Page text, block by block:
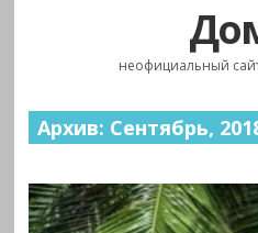
неофициальный
Архив: Сентябрь,